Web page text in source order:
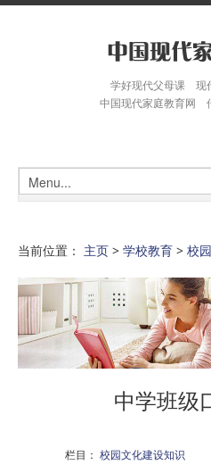
学好现代父母课 现
中国现代家庭教育网
当前位置： 主页 > 学校教育 > 校
中学班级
栏目： 校园文化建设知识 作